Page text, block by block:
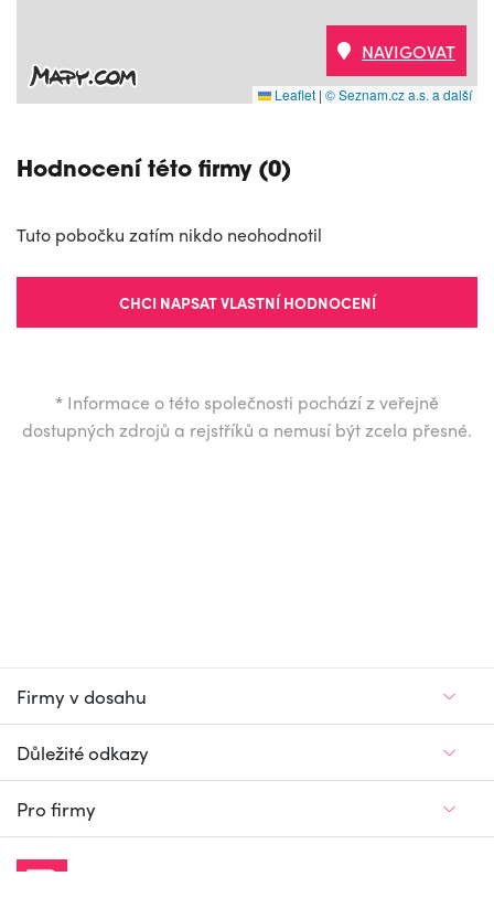
Leaflet | © Seznam.cz a.s. a další
NAVIGOVAT
Hodnocení této firmy (0)
Tuto pobočku zatím nikdo neohodnotil
CHCI NAPSAT VLASTNÍ HODNOCENÍ
* Informace o této společnosti pochází z veřejně
dostupných zdrojů a rejstříků a nemusí být zcela přesné.
Firmy v dosahu
Důležité odkazy
Pro firmy